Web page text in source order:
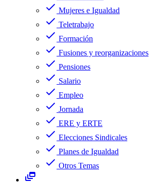
check Mujeres e Igualdad
check Teletrabajo
check Formación
check Fusiones y reorganizaciones
check Pensiones
check Salario
check Empleo
check Jornada
check ERE y ERTE
check Elecciones Sindicales
check Planes de Igualdad
check Otros Temas
dynamic_feed